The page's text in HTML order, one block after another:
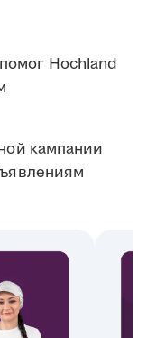
Hochland
кампании